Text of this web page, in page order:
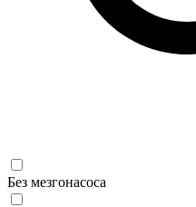
Без мезгонасоса